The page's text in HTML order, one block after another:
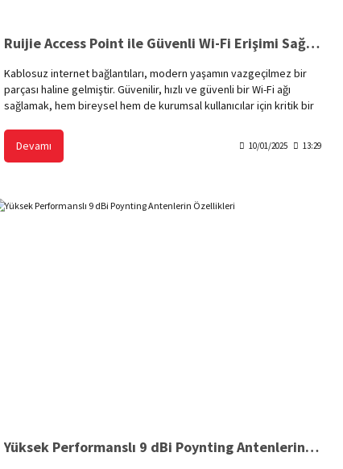
Ruijie Access Point ile Güvenli Wi-Fi Erişimi Sağlayın
Kablosuz internet bağlantıları, modern yaşamın vazgeçilmez bir
parçası haline gelmiştir. Güvenilir, hızlı ve güvenli bir Wi-Fi ağı
sağlamak, hem bireysel hem de kurumsal kullanıcılar için kritik bir
özellikleri ve kolay yönetim seçenekleriyle güvenli ve yüksek
performanslı bir kablosuz ağ deneyimi sunar.
Devamı 10/01/2025 13:29
Yüksek Performanslı 9 dBi Poynting Antenlerin Özellikleri